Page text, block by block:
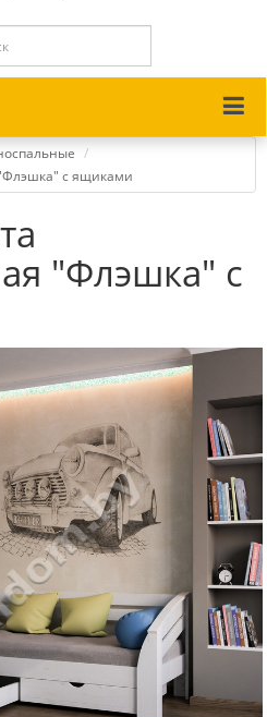
с ящиками
"Флэшка" с